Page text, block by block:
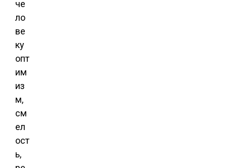
че
ло
ве
ку
опт
им
из
м,
см
ел
ост
ь,